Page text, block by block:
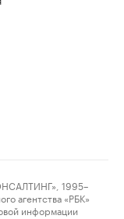
1995–
агентства «РБК»
информации